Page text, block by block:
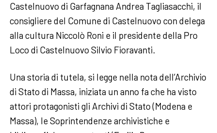
Castelnuovo di Garfagnana Andrea Tagliasacchi, il
consigliere del Comune di Castelnuovo con delega
alla cultura Niccolò Roni e il presidente della Pro
Loco di Castelnuovo Silvio Fioravanti.
Una storia di tutela, si legge nella nota dell’Archivio
di Stato di Massa, iniziata un anno fa che ha visto
attori protagonisti gli Archivi di Stato (Modena e
Massa), le Soprintendenze archivistiche e